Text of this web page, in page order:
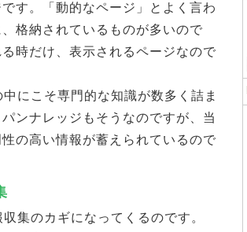
す。「動的なページ」とよく言わ
格納されているものが多いので
時だけ、表示されるページなので
にこそ専門的な知識が数多く詰ま
ンナレッジもそうなのですが、当
の高い情報が蓄えられているので
集のカギになってくるのです。